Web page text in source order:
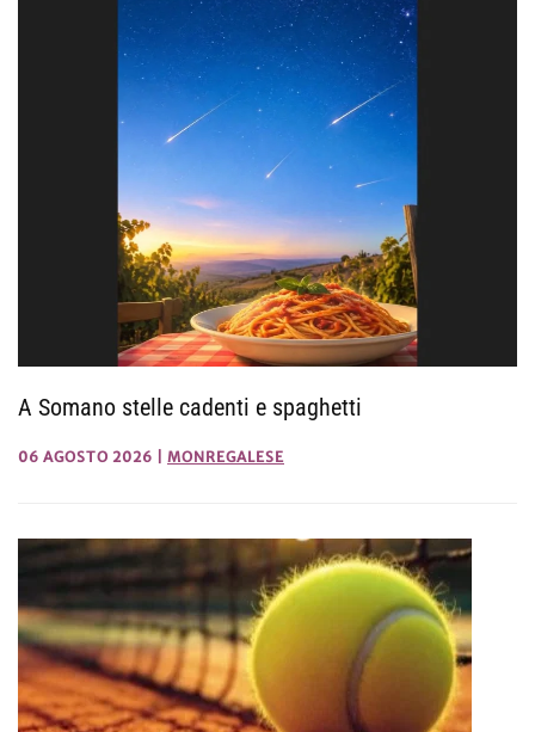
A Somano stelle cadenti e spaghetti
06 AGOSTO 2026 MONREGALESE